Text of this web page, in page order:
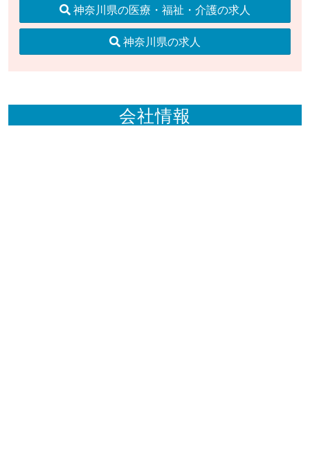
神奈川県の医療・福祉・介護の求人
神奈川県の求人
会社情報